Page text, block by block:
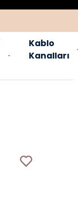
Kablo
Kanalları